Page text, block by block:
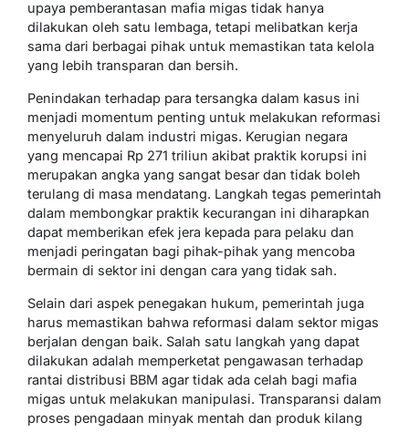
upaya pemberantasan mafia migas tidak hanya
dilakukan oleh satu lembaga, tetapi melibatkan kerja
sama dari berbagai pihak untuk memastikan tata kelola
yang lebih transparan dan bersih.
Penindakan terhadap para tersangka dalam kasus ini
menjadi momentum penting untuk melakukan reformasi
menyeluruh dalam industri migas. Kerugian negara
yang mencapai Rp 271 triliun akibat praktik korupsi ini
merupakan angka yang sangat besar dan tidak boleh
terulang di masa mendatang. Langkah tegas pemerintah
dalam membongkar praktik kecurangan ini diharapkan
dapat memberikan efek jera kepada para pelaku dan
menjadi peringatan bagi pihak-pihak yang mencoba
bermain di sektor ini dengan cara yang tidak sah.
Selain dari aspek penegakan hukum, pemerintah juga
harus memastikan bahwa reformasi dalam sektor migas
berjalan dengan baik. Salah satu langkah yang dapat
dilakukan adalah memperketat pengawasan terhadap
rantai distribusi BBM agar tidak ada celah bagi mafia
migas untuk melakukan manipulasi. Transparansi dalam
proses pengadaan minyak mentah dan produk kilang